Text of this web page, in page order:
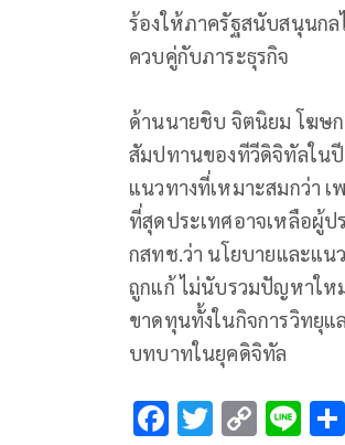
ร้องให้ภาครัฐสนับสนุนกล
ควบคู่กับภาระธุรกิจ
ด้านนายชิบ จิตนิยม โฆษ
สัมปทานของทีวีดิจิทัลใน
แนวทางที่เหมาะสมกว่า
ที่สุดประเทศอาจเหลือผู้ป
กสทช.ว่า นโยบายและแน
ถูกแก้ ไม่นับรวมปัญหาให
ขาดทุนทั้งในกิจการวิทยุแ
บทบาทในยุคดิจิทัล
F T C Li